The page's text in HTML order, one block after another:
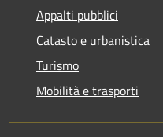
Appalti pubblici
Catasto e urbanistica
Turismo
Mobilità e trasporti